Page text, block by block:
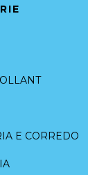
E CORREDO